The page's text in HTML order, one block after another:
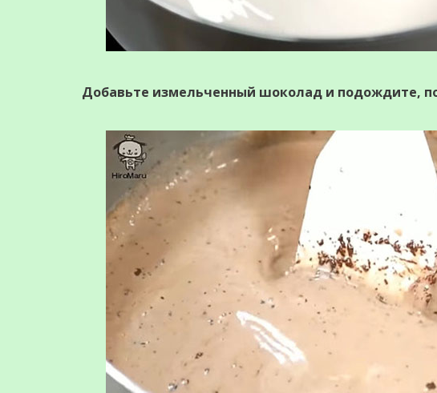
Добавьте измельченный шоколад и подождите,